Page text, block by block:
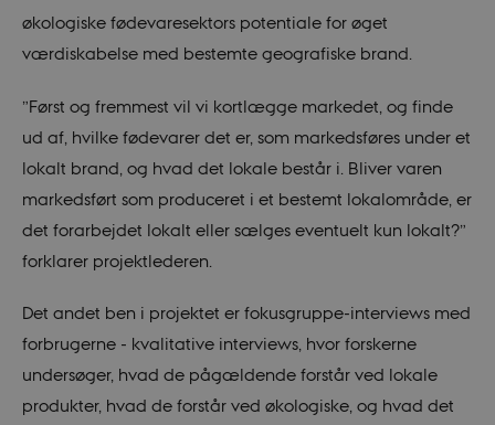
økologiske fødevaresektors potentiale for øget
værdiskabelse med bestemte geografiske brand.
”Først og fremmest vil vi kortlægge markedet, og finde
ud af, hvilke fødevarer det er, som markedsføres under et
lokalt brand, og hvad det lokale består i. Bliver varen
markedsført som produceret i et bestemt lokalområde, er
det forarbejdet lokalt eller sælges eventuelt kun lokalt?”
forklarer projektlederen.
Det andet ben i projektet er fokusgruppe-interviews med
forbrugerne - kvalitative interviews, hvor forskerne
undersøger, hvad de pågældende forstår ved lokale
produkter, hvad de forstår ved økologiske, og hvad det